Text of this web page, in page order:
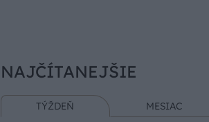
NAJČÍTANEJŠIE
TÝŽDEŇ MESIAC